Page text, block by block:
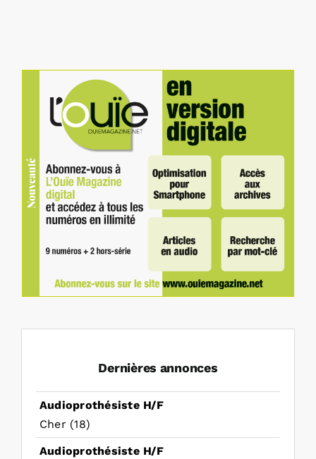
Dernières annonces
Audioprothésiste H/F
Cher (18)
Audioprothésiste H/F